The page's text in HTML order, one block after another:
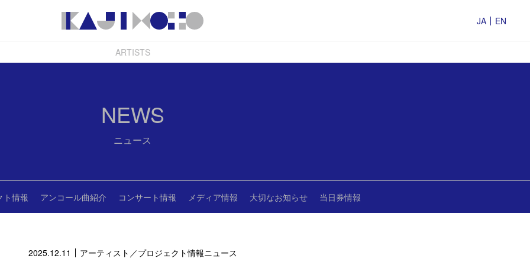
JA EN
ARTISTS
NEWS
ニュース
ト情報 アンコール曲紹介 コンサート情報 メディア情報 大切なお知らせ 当日券情報
2025.12.11 アーティスト／プロジェクト情報ニュース